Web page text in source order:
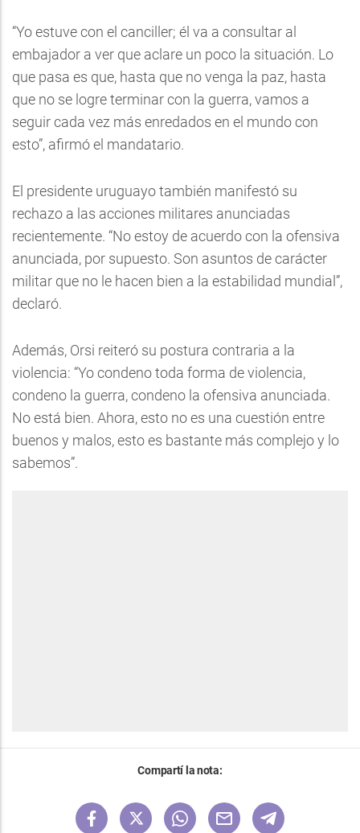
“Yo estuve con el canciller; él va a consultar al
embajador a ver que aclare un poco la situación. Lo
que pasa es que, hasta que no venga la paz, hasta
que no se logre terminar con la guerra, vamos a
seguir cada vez más enredados en el mundo con
esto”, afirmó el mandatario.
El presidente uruguayo también manifestó su
rechazo a las acciones militares anunciadas
recientemente. “No estoy de acuerdo con la ofensiva
anunciada, por supuesto. Son asuntos de carácter
militar que no le hacen bien a la estabilidad mundial”,
declaró.
Además, Orsi reiteró su postura contraria a la
violencia: “Yo condeno toda forma de violencia,
condeno la guerra, condeno la ofensiva anunciada.
No está bien. Ahora, esto no es una cuestión entre
buenos y malos, esto es bastante más complejo y lo
sabemos”.
Compartí la nota: